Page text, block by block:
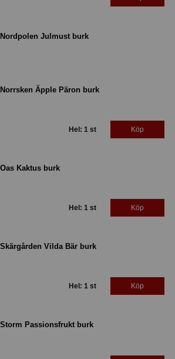
Nordpolen Julmust burk
Äpple Päron burk
Hel: 1 st Köp
Kaktus burk
Hel: 1 st Köp
Vilda Bär burk
Hel: 1 st Köp
Passionsfrukt burk